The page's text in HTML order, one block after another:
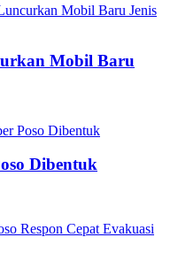
Mobil Baru
Dibentuk